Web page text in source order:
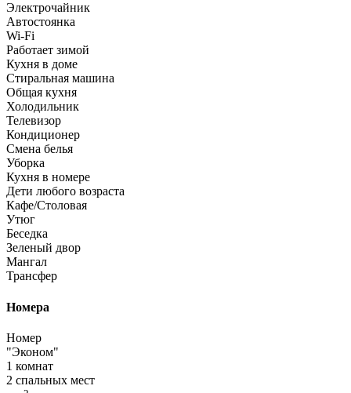
Электрочайник
Автостоянка
Wi-Fi
Работает зимой
Кухня в доме
Стиральная машина
Общая кухня
Холодильник
Телевизор
Кондиционер
Смена белья
Уборка
Кухня в номере
Дети любого возраста
Кафе/Столовая
Утюг
Беседка
Зеленый двор
Мангал
Трансфер
Номера
Номер
"Эконом"
1 комнат
2 спальных мест